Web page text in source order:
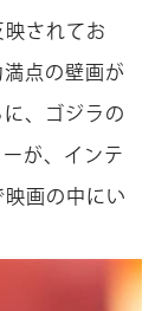
されてお
点の壁画が
、ゴジラの
が、インテ
画の中にい